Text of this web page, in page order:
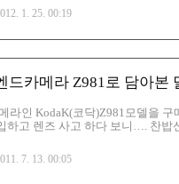
서 다운로드를 합니다. 그리고
해당 폴더를 만들어줍니다. 그리
1. 25. 00:19
드카메라 Z981로 담아본
라인 KodaK(코닥)Z981모델을
하고 렌즈 사고 하다 보니…. 찬
서 방충망을 열고 난간에 의탁
대에서 총을 쏘는 느낌이라고
7. 13. 00:05